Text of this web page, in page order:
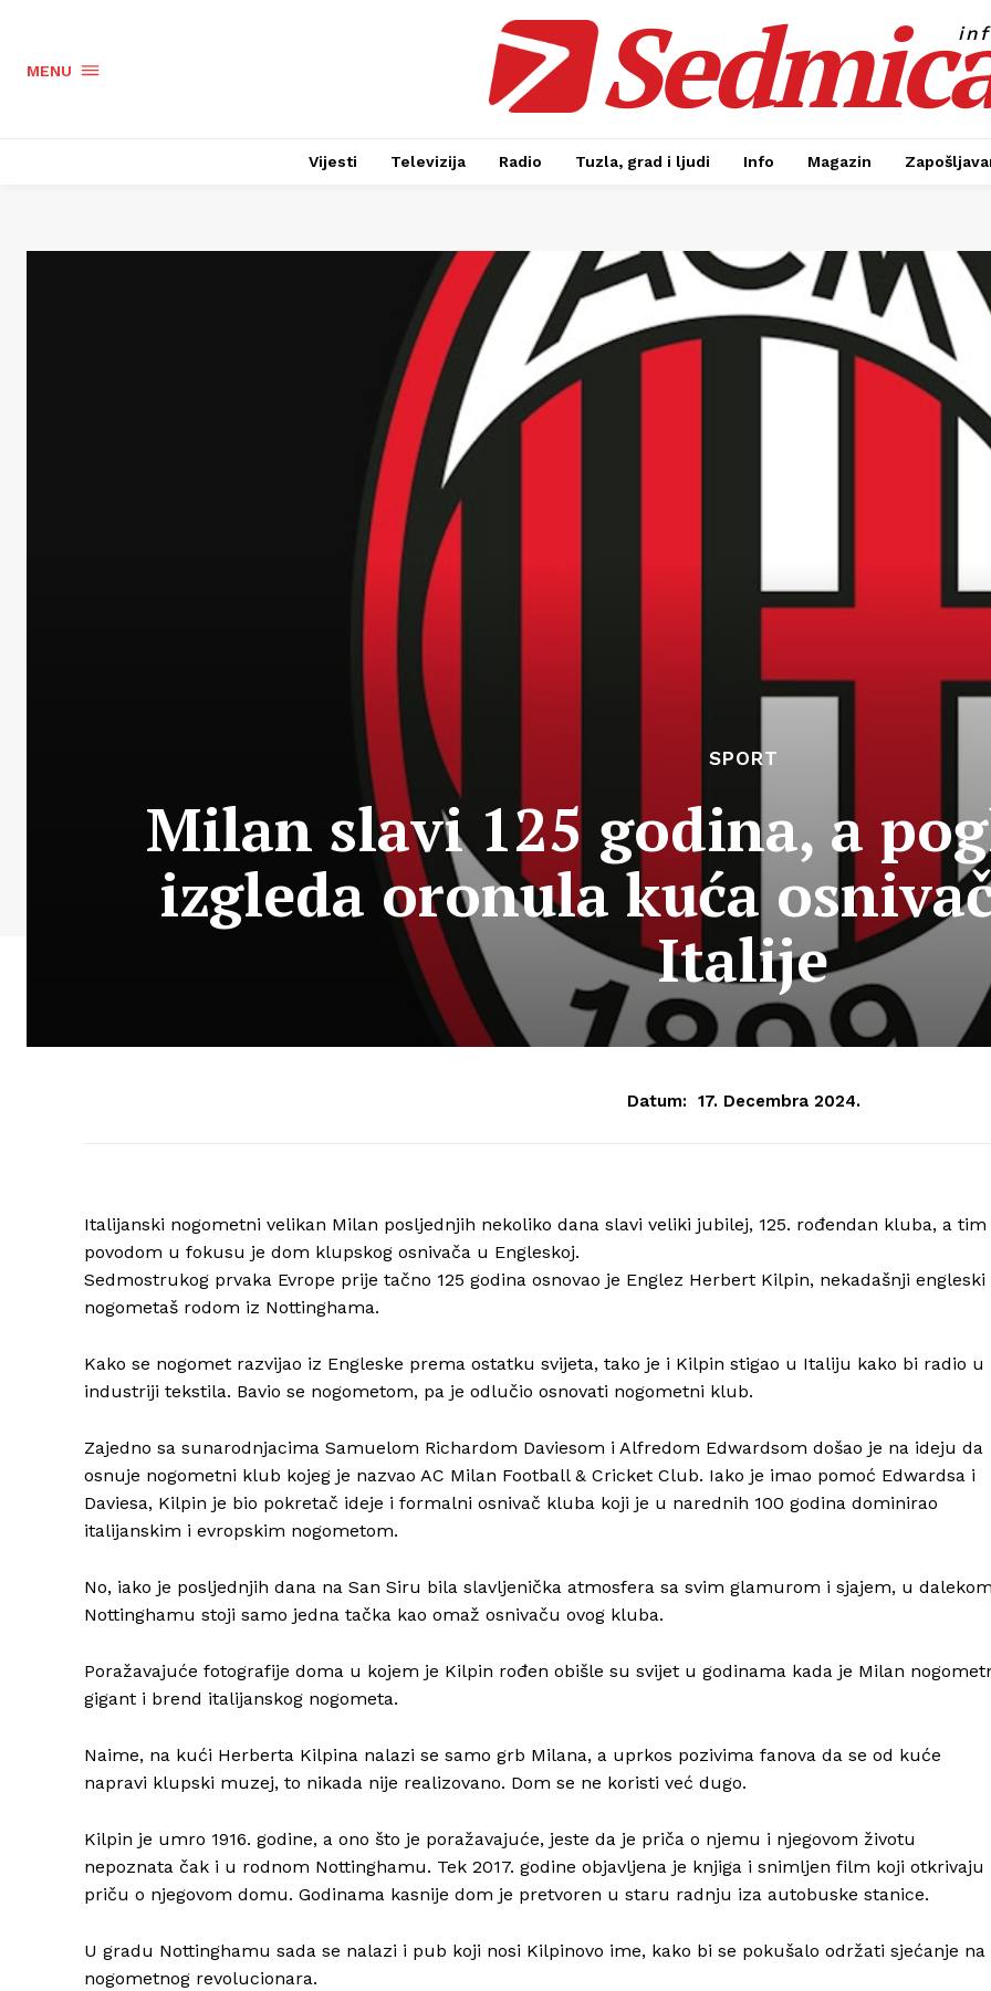
Impressum
MENU
Vijesti Televizija Radio Tuzla, grad i ljudi Info Magazin
SPORT
Milan slavi 125 godina, a
izgleda oronula kuća
Italije
Datum: 17. Decembra 2024.
Italijanski nogometni velikan Milan posljednjih nekoliko dana slavi veliki jubilej, 125. rođendan kluba, a tim
povodom u fokusu je dom klupskog osnivača u Engleskoj.
Sedmostrukog prvaka Evrope prije tačno 125 godina osnovao je Englez Herbert Kilpin, nekadašnji engleski
nogometaš rodom iz Nottinghama.
Kako se nogomet razvijao iz Engleske prema ostatku svijeta, tako je i Kilpin stigao u Italiju kako bi radio u
industriji tekstila. Bavio se nogometom, pa je odlučio osnovati nogometni klub.
Zajedno sa sunarodnjacima Samuelom Richardom Daviesom i Alfredom Edwardsom došao je na ideju da
osnuje nogometni klub kojeg je nazvao AC Milan Football & Cricket Club. Iako je imao pomoć Edwardsa i
Daviesa, Kilpin je bio pokretač ideje i formalni osnivač kluba koji je u narednih 100 godina dominirao
italijanskim i evropskim nogometom.
No, iako je posljednjih dana na San Siru bila slavljenička atmosfera sa svim glamurom i sjajem, u
Nottinghamu stoji samo jedna tačka kao omaž osnivaču ovog kluba.
Poražavajuće fotografije doma u kojem je Kilpin rođen obišle su svijet u godinama kada je Milan
gigant i brend italijanskog nogometa.
Naime, na kući Herberta Kilpina nalazi se samo grb Milana, a uprkos pozivima fanova da se od kuće
napravi klupski muzej, to nikada nije realizovano. Dom se ne koristi već dugo.
Kilpin je umro 1916. godine, a ono što je poražavajuće, jeste da je priča o njemu i njegovom životu
nepoznata čak i u rodnom Nottinghamu. Tek 2017. godine objavljena je knjiga i snimljen film koji otkrivaju
priču o njegovom domu. Godinama kasnije dom je pretvoren u staru radnju iza autobuske stanice.
U gradu Nottinghamu sada se nalazi i pub koji nosi Kilpinovo ime, kako bi se pokušalo održati sjećanje na
nogometnog revolucionara.